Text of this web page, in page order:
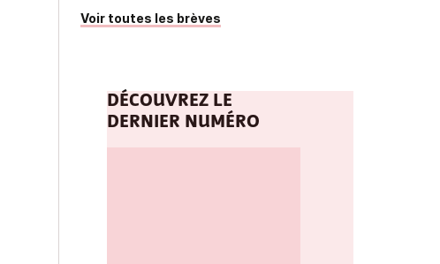
Voir toutes les brèves
DÉCOUVREZ LE
DERNIER NUMÉRO